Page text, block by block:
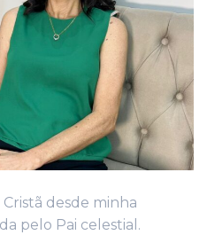
desde minha
pelo Pai celestial.